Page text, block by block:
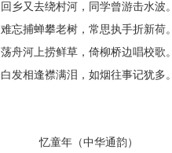
回乡又去绕村河，同学曾游击水波。
难忘捕蝉攀老树，常思执手折新荷。
荡舟河上捞鲜草，倚柳桥边唱校歌。
白发相逢襟满泪，如烟往事记犹多。
忆童年（中华通韵）